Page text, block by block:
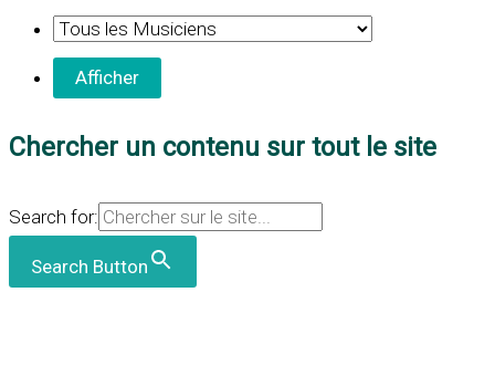
Chercher un contenu sur tout le site
Search for:
Search Button